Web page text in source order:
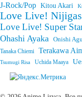
J-Rock/Pop Kitou Akari
Love Live!
Love Live! Super
Ohashi Ayaka Onishi
Tanaka Chiemi Terakawa
Tsumugi Risa Uchida Maaya